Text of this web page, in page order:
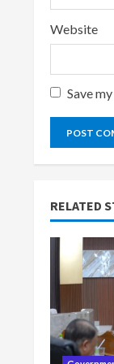
Website
Save
RELATED